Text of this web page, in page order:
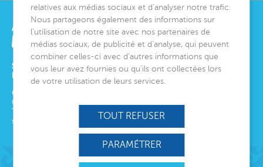
SIÈGE SOCIAL
ET DIRECTION GÉNÉRALE
6 avenue Édith Cavell
06000
Tél.
siege@montjoye.org
relatives aux médias sociaux et d’analyser notre trafic.
Nous partageons également des informations sur
l’utilisation de notre site avec nos partenaires de
médias sociaux, de publicité et d’analyse, qui peuvent
combiner celles-ci avec d’autres informations que
vous leur avez fournies ou qu’ils ont collectées lors
de votre utilisation de leurs services.
TOUT REFUSER
PARAMÉTRER